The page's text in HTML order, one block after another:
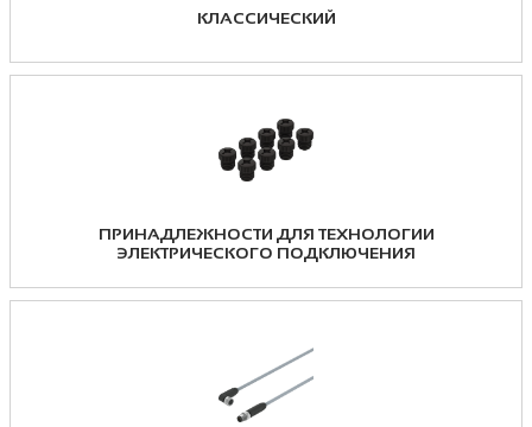
КЛАССИЧЕСКИЙ
ПРИНАДЛЕЖНОСТИ ДЛЯ ТЕХНОЛОГИИ
ЭЛЕКТРИЧЕСКОГО ПОДКЛЮЧЕНИЯ